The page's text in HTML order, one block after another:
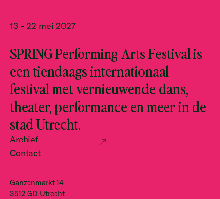
13 - 22 mei 2027
SPRING Performing Arts Festival is
een tiendaags internationaal
festival met vernieuwende dans,
theater, performance en meer in de
stad Utrecht.
Archief
Contact
Ganzenmarkt 14
3512 GD Utrecht